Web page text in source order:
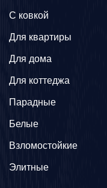
C ковкой
Для квартиры
Для дома
Для коттеджа
Парадные
Белые
Взломостойкие
Элитные